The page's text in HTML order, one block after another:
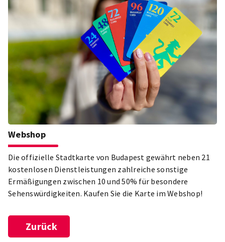
verpassen solltest! Erkunde die schönsten und
bekanntesten Attraktionen der Stadt und lass dich von der
Vielfalt der ungarischen Hauptstadt verzaubern!
Webshop
Die offizielle Stadtkarte von Budapest gewährt neben 21
kostenlosen Dienstleistungen zahlreiche sonstige
Ermäßigungen zwischen 10 und 50% für besondere
Sehenswürdigkeiten. Kaufen Sie die Karte im Webshop!
Zurück